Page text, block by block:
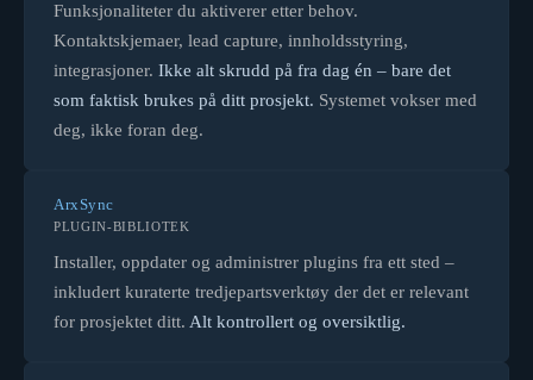
Funksjonaliteter du aktiverer etter behov.
Kontaktskjemaer, lead capture, innholdsstyring,
integrasjoner. Ikke alt skrudd på fra dag én – bare det
som faktisk brukes på ditt prosjekt. Systemet vokser med
deg, ikke foran deg.
ArxSync
PLUGIN-BIBLIOTEK
Installer, oppdater og administrer plugins fra ett sted –
inkludert kuraterte tredjepartsverktøy der det er relevant
for prosjektet ditt. Alt kontrollert og oversiktlig.